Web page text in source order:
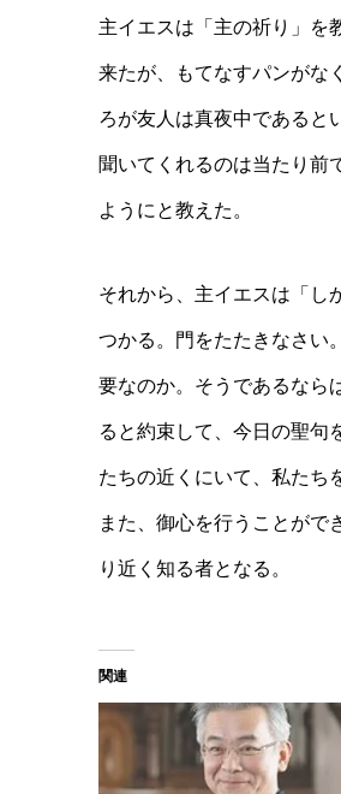
主イエスは「主の祈り」を
来たが、もてなすパンがな
ろが友人は真夜中であると
聞いてくれるのは当たり前
ようにと教えた。
それから、主イエスは「し
つかる。門をたたきなさい
要なのか。そうであるなら
ると約束して、今日の聖句
たちの近くにいて、私たち
また、御心を行うことがで
り近く知る者となる。
関連